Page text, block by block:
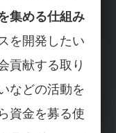
集める仕組み
を開発したい
貢献する取り
などの活動を
資金を募る使